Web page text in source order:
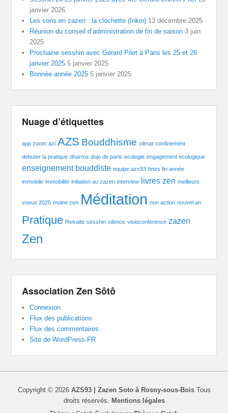
janvier 2026
Les sons en zazen : la clochette (Inkin) 13 décembre 2025
Réunion du conseil d’administration de fin de saison 3 juin
2025
Prochaine sesshin avec Gérard Pilet à Paris les 25 et 26
janvier 2025 5 janvier 2025
Bonnée année 2025 5 janvier 2025
Nuage d’étiquettes
app zoom azi AZS Bouddhisme climat confinement
debuter la pratique dharma dojo de paris ecologie engagement ecologique
enseignement bouddiste equipe azs93 fetes fin année
immobile immobilité initiation au zazen interview livres zen meilleurs
voeux 2025 moine zen Méditation non action nouvel an
Pratique Retraite sesshin silence visioconference zazen
Zen
Association Zen Sôtô
Connexion
Flux des publications
Flux des commentaires
Site de WordPress-FR
Copyright © 2026 AZS93 | Zazen Soto à Rosny-sous-BoisTous
droits réservés. Mentions légales